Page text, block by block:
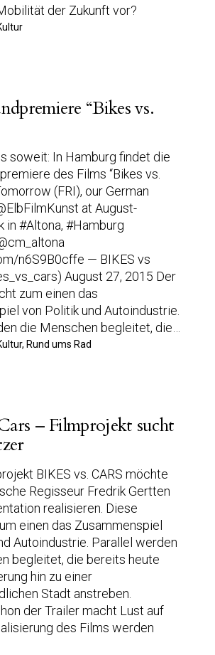
der Zukunft vor?
“Bikes vs.
soweit: In Hamburg findet die
des Films “Bikes vs.
(FRI), our German
at August-
in #Altona, #Hamburg
n6S9B0cffe — BIKES vs
August 27, 2015 Der
zum einen das
von Politik und Autoindustrie.
die Menschen begleitet, die…
Rund ums Rad
– Filmprojekt sucht
BIKES vs. CARS möchte
Regisseur Fredrik Gertten
realisieren. Diese
einen das Zusammenspiel
Autoindustrie. Parallel werden
begleitet, die bereits heute
hin zu einer
Stadt anstreben.
der Trailer macht Lust auf
des Films werden